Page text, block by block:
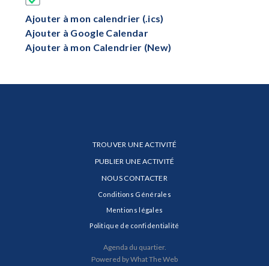
Ajouter à mon calendrier (.ics)
Ajouter à Google Calendar
Ajouter à mon Calendrier (New)
TROUVER UNE ACTIVITÉ
PUBLIER UNE ACTIVITÉ
NOUS CONTACTER
Conditions Générales
Mentions légales
Politique de confidentialité
Agenda du quartier.
Powered by What The Web